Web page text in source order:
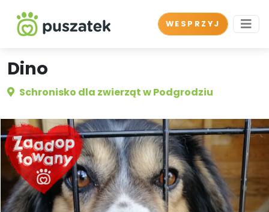
WESPRZYJ
Dino
Schronisko dla zwierząt w Podgrodziu